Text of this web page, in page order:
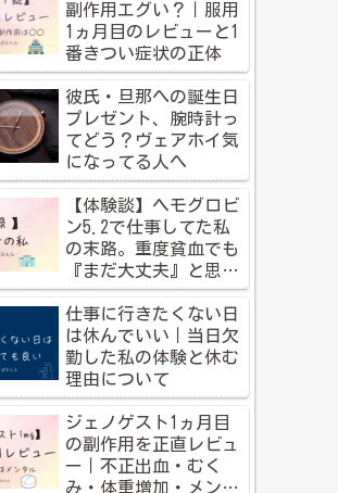
副作用エグい？｜服用
1ヵ月目のレビューと1
番きつい症状の正体
彼氏・旦那への誕生日
プレゼント、腕時計っ
てどう？ヴェアホイ気
になってる人へ
【体験談】ヘモグロビ
ン5.2で仕事してた私
の末路。重度貧血でも
『まだ大丈夫』と思う
人のための警告
仕事に行きたくない日
は休んでいい｜当日欠
勤した私の体験と休む
理由について
ジェノゲスト1ヵ月目
の副作用を正直レビュ
ー｜不正出血・むく
み・体重増加・メンタ